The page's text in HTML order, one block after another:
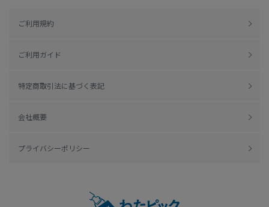
ご利用規約
ご利用ガイド
特定商取引法に基づく表記
会社概要
プライバシーポリシー